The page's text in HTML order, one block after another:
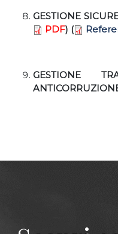
GESTIONE
PDF) (
GESTIONE